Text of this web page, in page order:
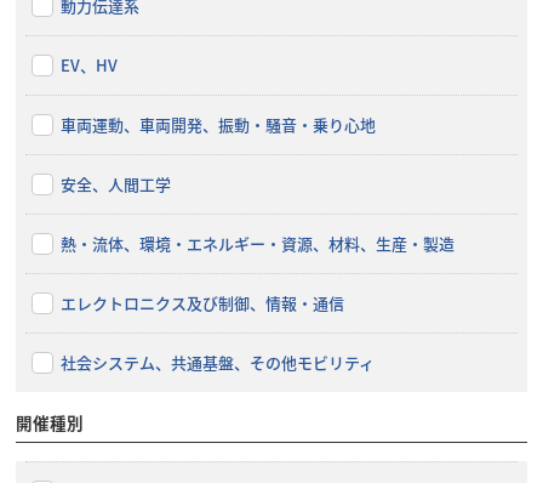
動力伝達系
EV、HV
車両運動、車両開発、振動・騒音・乗り心地
安全、人間工学
熱・流体、環境・エネルギー・資源、材料、生産・製造
エレクトロニクス及び制御、情報・通信
社会システム、共通基盤、その他モビリティ
開催種別